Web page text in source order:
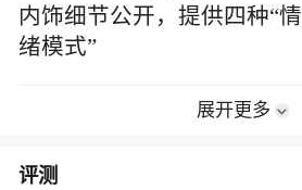
内饰细节公开，提供四种“情
绪模式”
展开更多
评测